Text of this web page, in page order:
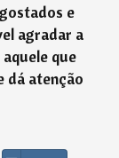
e
agradar a
que
dá atenção